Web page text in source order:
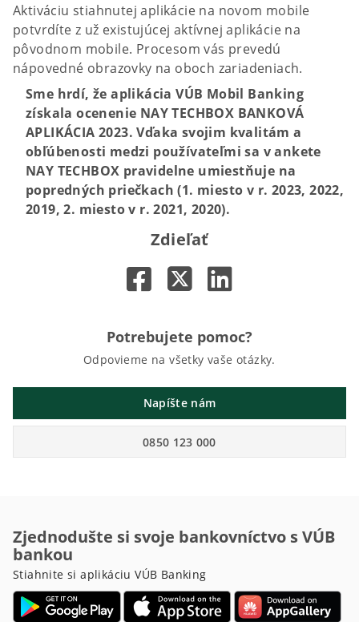
Aktiváciu stiahnutej aplikácie na novom mobile
potvrdíte z už existujúcej aktívnej aplikácie na
pôvodnom mobile. Procesom vás prevedú
nápovedné obrazovky na oboch zariadeniach.
Sme hrdí, že aplikácia VÚB Mobil Banking
získala ocenenie NAY TECHBOX BANKOVÁ
APLIKÁCIA 2023. Vďaka svojim kvalitám a
obľúbenosti medzi používateľmi sa v ankete
NAY TECHBOX pravidelne umiestňuje na
popredných priečkach (1. miesto v r. 2023, 2022,
2019, 2. miesto v r. 2021, 2020).
Zdieľať
Potrebujete pomoc?
Odpovieme na všetky vaše otázky.
Napíšte nám
0850 123 000
Zjednodušte si svoje bankovníctvo s VÚB
bankou
Stiahnite si aplikáciu VÚB Banking